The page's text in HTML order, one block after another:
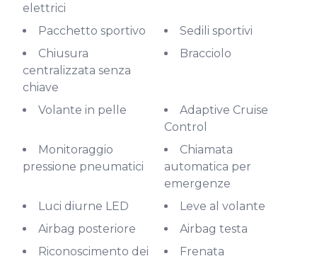
elettrici
Pacchetto sportivo
Sedili sportivi
Chiusura
centralizzata senza
chiave
Bracciolo
Volante in pelle
Adaptive Cruise
Control
Monitoraggio
pressione pneumatici
Chiamata
automatica per
emergenze
Luci diurne LED
Leve al volante
Airbag posteriore
Airbag testa
Riconoscimento dei
Frenata